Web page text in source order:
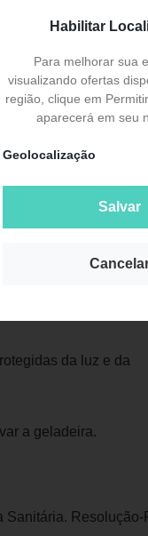
Habilitar
Para melhorar sua
visualizando ofertas
região, clique em
aparecerá em seu
Geolocalização
Salvar
droga vegetal e, em
determinado. É
e frutos.
vegetal em água
que não liberam
rizomas, caules,
da luz e da
a geladeira.
Sanitária. Resolução-